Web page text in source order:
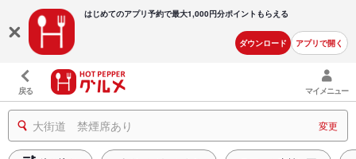
はじめてのアプリ予約で最大1,000円分ポイントもらえる
ダウンロード アプリで開く
戻る マイメニュー
大街道 禁煙席あり 変更